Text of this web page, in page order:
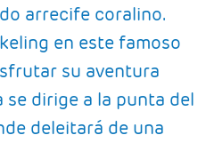
arrecife coralino.
en este famoso
su aventura
se dirige a la punta del
deleitará de una